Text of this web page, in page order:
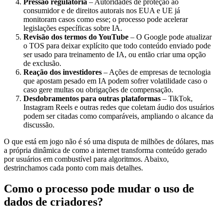
consumidor e de direitos autorais nos EUA e UE já
monitoram casos como esse; o processo pode acelerar
legislações específicas sobre IA.
Revisão dos termos do YouTube – O Google pode atualizar
o TOS para deixar explícito que todo conteúdo enviado pode
ser usado para treinamento de IA, ou então criar uma opção
de exclusão.
Reação dos investidores – Ações de empresas de tecnologia
que apostam pesado em IA podem sofrer volatilidade caso o
caso gere multas ou obrigações de compensação.
Desdobramentos para outras plataformas – TikTok,
Instagram Reels e outras redes que coletam áudio dos usuários
podem ser citadas como comparáveis, ampliando o alcance da
discussão.
O que está em jogo não é só uma disputa de milhões de dólares, mas
a própria dinâmica de como a internet transforma conteúdo gerado
por usuários em combustível para algoritmos. Abaixo,
destrinchamos cada ponto com mais detalhes.
Como o processo pode mudar o uso de
dados de criadores?